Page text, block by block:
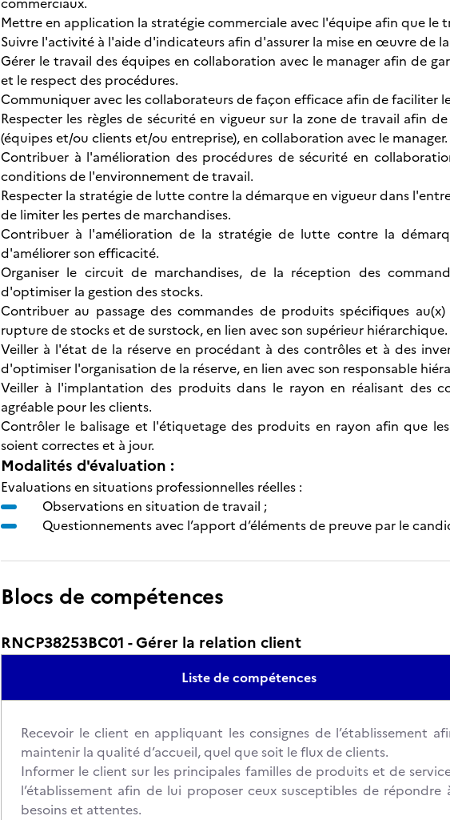
Mettre en application la stratégie commerciale avec l'équipe afin que le
Suivre l'activité à l'aide d'indicateurs afin d'assurer la mise en œuvre de
Gérer le travail des équipes en collaboration avec le manager afin de
et le respect des procédures.
Communiquer avec les collaborateurs de façon efficace afin de faciliter
Respecter les règles de sécurité en vigueur sur la zone de travail afin
(équipes et/ou clients et/ou entreprise), en collaboration avec le manager.
Contribuer à l'amélioration des procédures de sécurité en
conditions de l'environnement de travail.
Respecter la stratégie de lutte contre la démarque en vigueur dans
de limiter les pertes de marchandises.
Contribuer à l'amélioration de la stratégie de lutte contre la
d'améliorer son efficacité.
Organiser le circuit de marchandises, de la réception des
d'optimiser la gestion des stocks.
Contribuer au passage des commandes de produits spécifiques
rupture de stocks et de surstock, en lien avec son supérieur hiérarchique.
Veiller à l'état de la réserve en procédant à des contrôles et à des
d'optimiser l'organisation de la réserve, en lien avec son responsable
Veiller à l'implantation des produits dans le rayon en réalisant des
agréable pour les clients.
Contrôler le balisage et l'étiquetage des produits en rayon afin que
soient correctes et à jour.
Modalités d'évaluation :
Evaluations en situations professionnelles réelles :
Observations en situation de travail ;
Questionnements avec l’apport d’éléments de preuve par le
Blocs de compétences
RNCP38253BC01 - Gérer la relation client
Liste de compétences
Recevoir le client en appliquant les consignes de l’établissement
maintenir la qualité d’accueil, quel que soit le flux de clients.
Informer le client sur les principales familles de produits et de
l’établissement afin de lui proposer ceux susceptibles de répondre
besoins et attentes.